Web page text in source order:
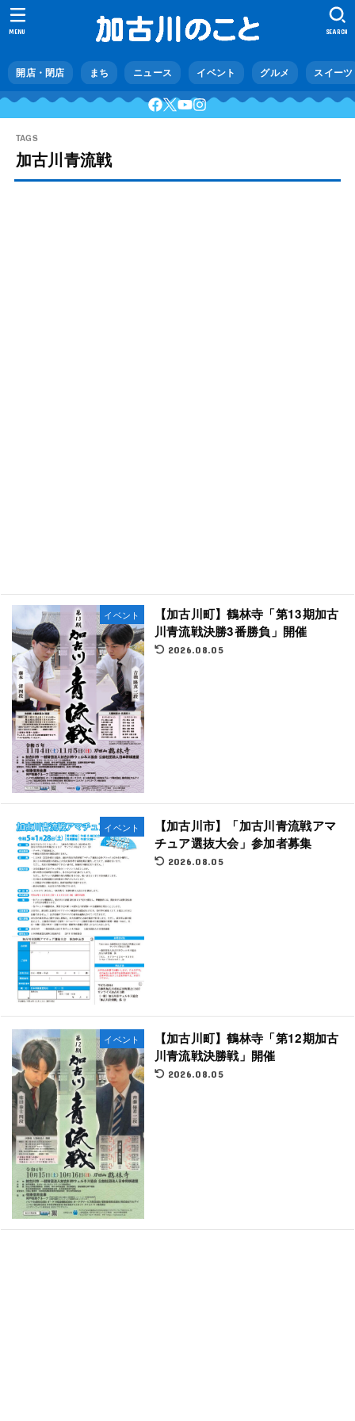
開店・閉店 まち ニュース イベント グルメ スイーツ
SEARCH
MENU
加古川青流戦
イベント
【加古川町】鶴林寺「第13期加古
川青流戦決勝3番勝負」開催
2026.08.05
イベント
【加古川市】「加古川青流戦アマ
チュア選抜大会」参加者募集
2026.08.05
イベント
【加古川町】鶴林寺「第12期加古
川青流戦決勝戦」開催
2026.08.05